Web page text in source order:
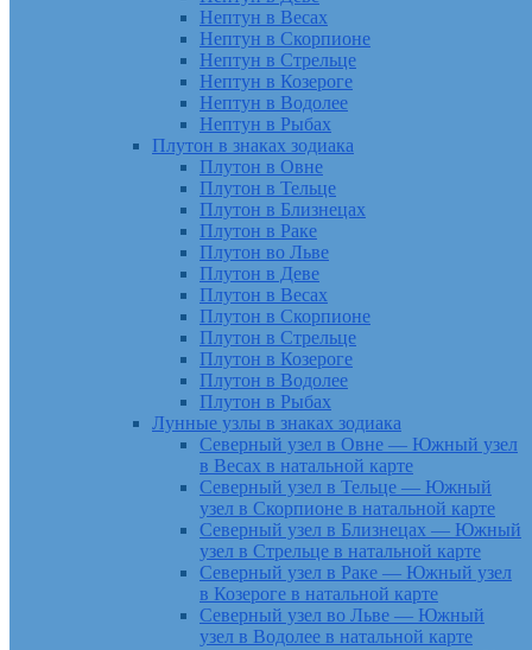
Нептун в Весах
Нептун в Скорпионе
Нептун в Стрельце
Нептун в Козероге
Нептун в Водолее
Нептун в Рыбах
Плутон в знаках зодиака
Плутон в Овне
Плутон в Тельце
Плутон в Близнецах
Плутон в Раке
Плутон во Льве
Плутон в Деве
Плутон в Весах
Плутон в Скорпионе
Плутон в Стрельце
Плутон в Козероге
Плутон в Водолее
Плутон в Рыбах
Лунные узлы в знаках зодиака
Северный узел в Овне — Южный узел
в Весах в натальной карте
Северный узел в Тельце — Южный
узел в Скорпионе в натальной карте
Северный узел в Близнецах — Южный
узел в Стрельце в натальной карте
Северный узел в Раке — Южный узел
в Козероге в натальной карте
Северный узел во Льве — Южный
узел в Водолее в натальной карте